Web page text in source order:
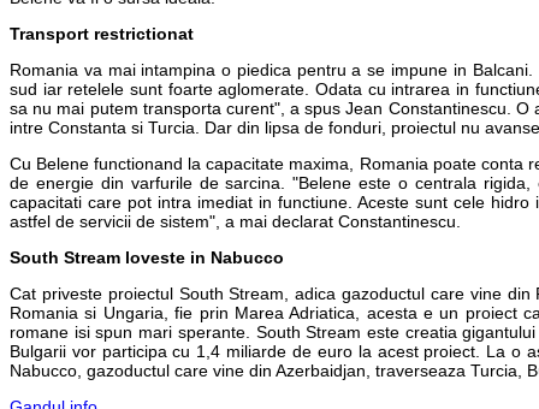
Transport restrictionat
Romania va mai intampina o piedica pentru a se impune in
sud iar retelele sunt foarte aglomerate. Odata cu intrarea in
sa nu mai putem transporta curent", a spus Jean Constantinescu.
intre Constanta si Turcia. Dar din lipsa de fonduri, proiectul nu
Cu Belene functionand la capacitate maxima, Romania poate
de energie din varfurile de sarcina. "Belene este o centrala
capacitati care pot intra imediat in functiune. Aceste sunt cele
astfel de servicii de sistem", a mai declarat Constantinescu.
South Stream loveste in Nabucco
Cat priveste proiectul South Stream, adica gazoductul care vine
Romania si Ungaria, fie prin Marea Adriatica, acesta e un proiect
romane isi spun mari sperante. South Stream este creatia
Bulgarii vor participa cu 1,4 miliarde de euro la acest proiect. La o
Nabucco, gazoductul care vine din Azerbaidjan, traverseaza Turcia,